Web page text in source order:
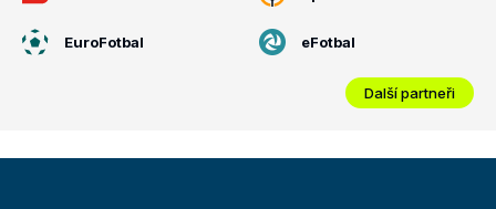
EuroFotbal eFotbal
Další partneři